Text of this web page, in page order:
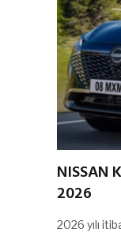
NISSAN
2026
2026 yılı